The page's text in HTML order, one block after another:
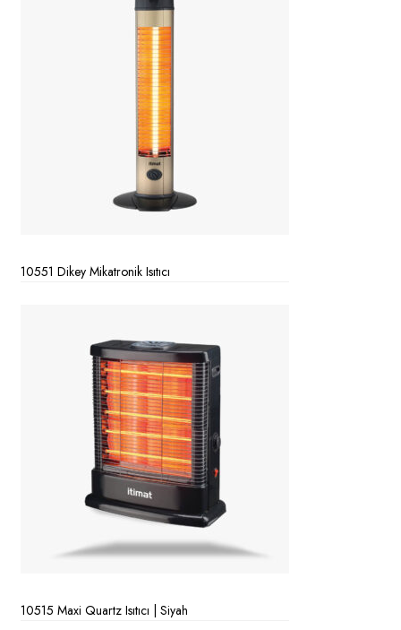
10551 Dikey Mikatronik Isıtıcı
10515 Maxi Quartz Isıtıcı | Siyah